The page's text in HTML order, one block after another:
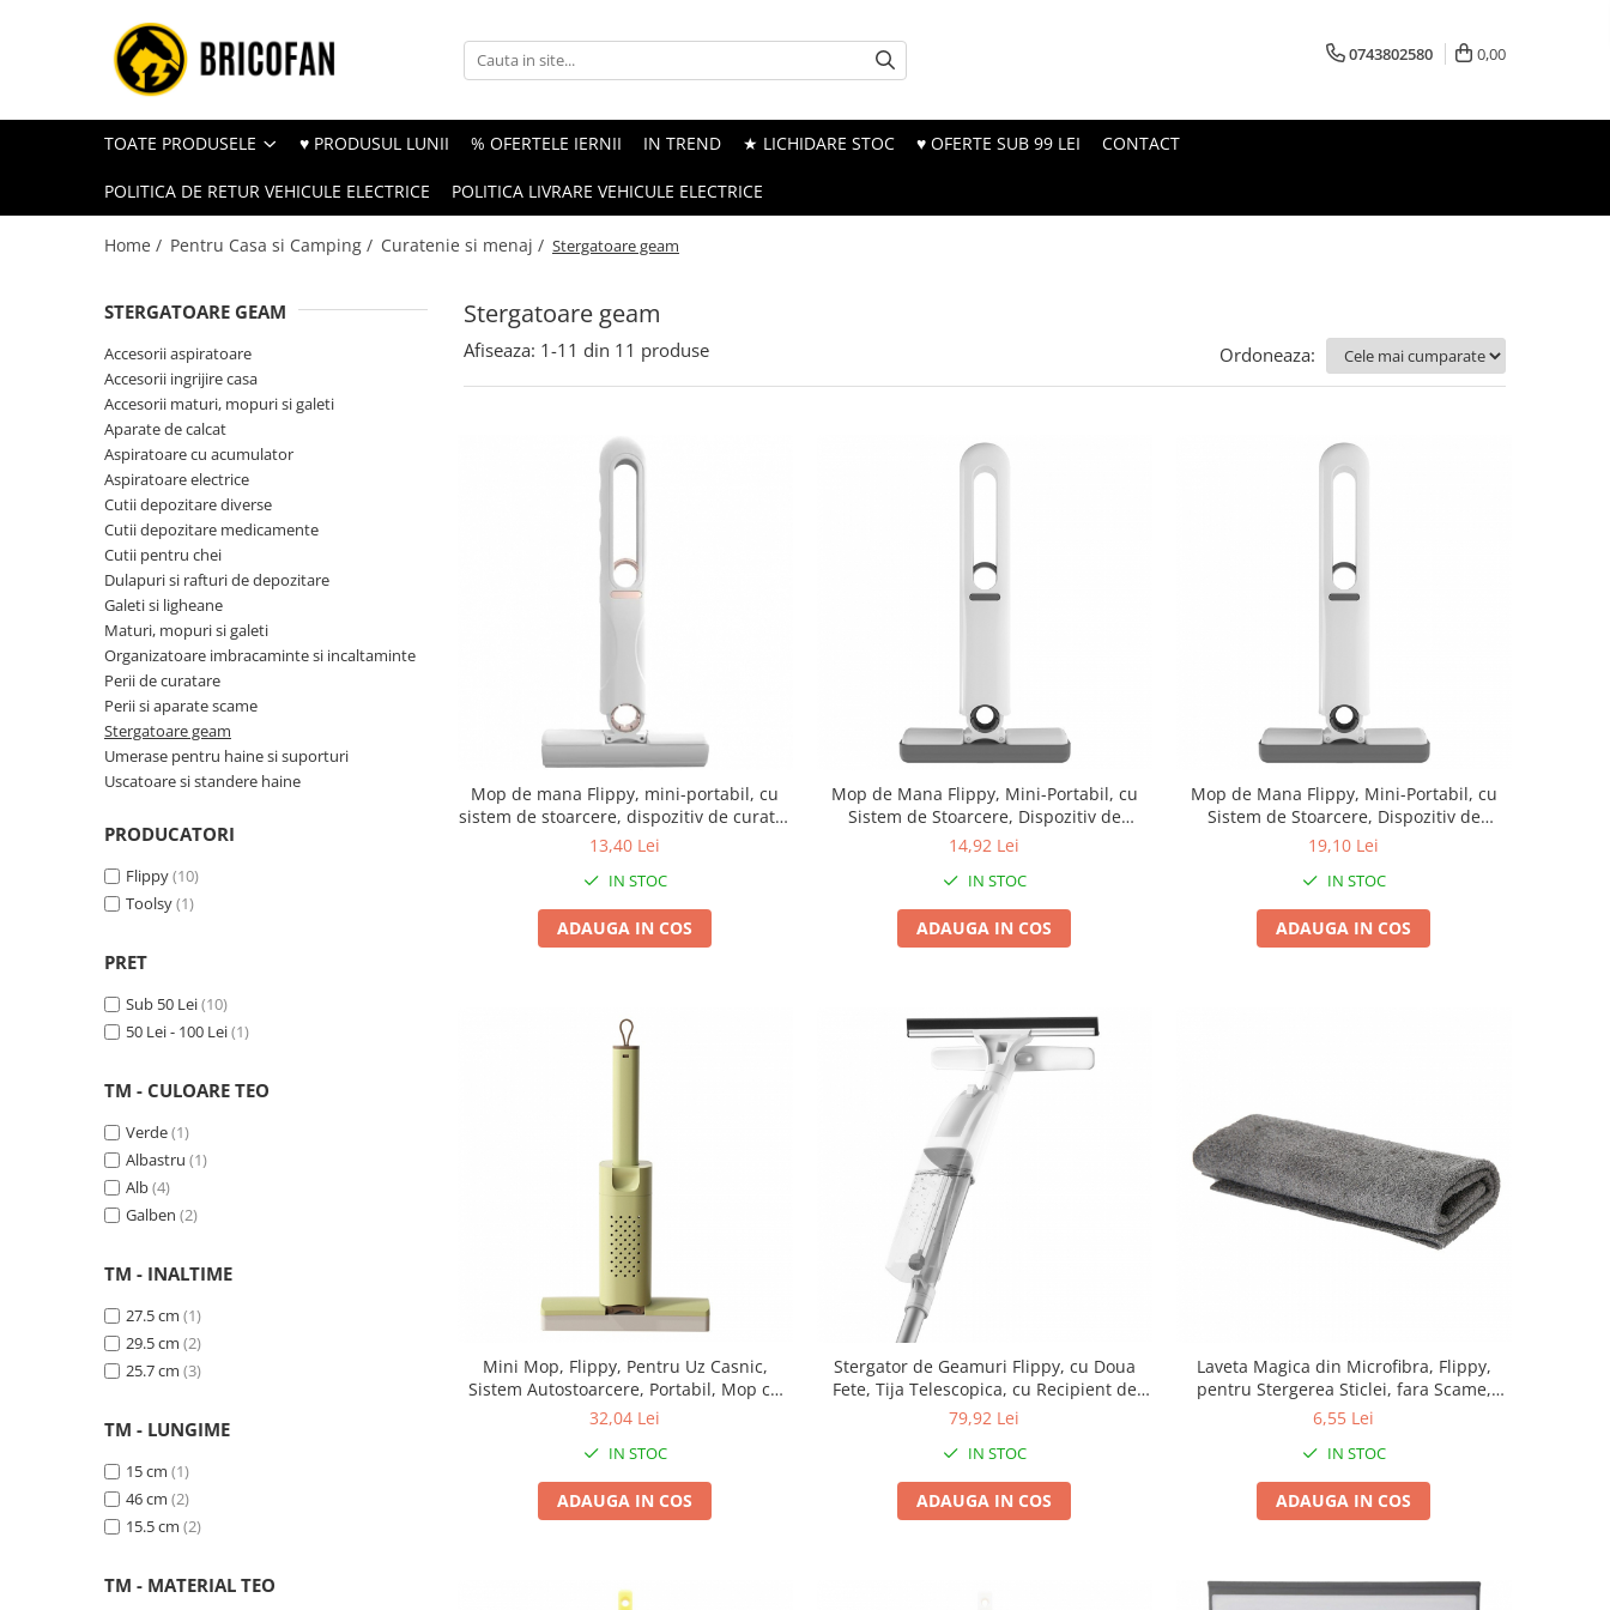
Toate Produsele
Fără permis
Motocross
Piese de schimb vehicule electrice
Scutere electrice
Scutere pe benzina
Tricicluri cargo fara permis
Tricicluri persoane
Trotinete electrice
Biciclete, trotinete, triciclete
Biciclete electrice
Motoburghie si accesorii
Accesorii motoburghie
Motoburghie
Drujbe pe benzina
Drujbe cu acumulator
Consumabile drujbe, fierastraie
Drujbe electrice
Mori cereale si batoze porumb
Granulatoare
Mori pentru cereale
Mori pentru fructe si legume
Mori pentru furaje
Mori pentru furaje si resturi
Motoare granulatoare
Tocatoare furaje si crengi
Tocatoare furaje
Tocatoare crengi
Motocoase, Trimmere si Masini de
tuns gazon
Motocositori cu motoare 2T
Masini de tuns gazon pe benzina
0743802580 0,00
TOATE PRODUSELE ♥ PRODUSUL LUNII % OFERTELE IERNII IN TREND ★ LICHIDARE STOC ♥ OFERTE SUB 99 LEI CONTACT
POLITICA DE RETUR VEHICULE ELECTRICE POLITICA LIVRARE VEHICULE ELECTRICE
Home / Pentru Casa si Camping / Curatenie si menaj / Stergatoare geam
Stergatoare geam
STERGATOARE GEAM
Accesorii aspiratoare
Accesorii ingrijire casa
Accesorii maturi, mopuri si galeti
Aparate de calcat
Aspiratoare cu acumulator
Aspiratoare electrice
Cutii depozitare diverse
Cutii depozitare medicamente
Cutii pentru chei
Dulapuri si rafturi de depozitare
Galeti si ligheane
Maturi, mopuri si galeti
Organizatoare imbracaminte si incaltaminte
Perii de curatare
Perii si aparate scame
Stergatoare geam
Umerase pentru haine si suporturi
Uscatoare si standere haine
PRODUCATORI
Flippy(10)
Toolsy(1)
PRET
Sub 50 Lei(10)
50 Lei - 100 Lei(1)
TM - CULOARE TEO
Verde(1)
Albastru (1)
Alb(4)
Galben (2)
TM - INALTIME
27.5 cm (1)
29.5 cm (2)
25.7 cm (3)
TM - LUNGIME
15 cm (1)
46 cm (2)
15.5 cm (2)
TM - MATERIAL TEO
Afiseaza: 1-11 din 11 produse Ordoneaza:
Mop de mana Flippy, mini-portabil, cu
sistem de stoarcere, dispozitiv de curatat
manual, cu burete absorbant, material
15.5 cm, alb
13,40 Lei
IN STOC
ADAUGA IN COS
Mop de Mana Flippy, Mini-Portabil, cu
Sistem de Stoarcere, Dispozitiv de
Curatat Manual, cu Burete Absorbant,
14,92 Lei
IN STOC
ADAUGA IN COS
Mop de Mana Flippy, Mini-Portabil, cu
Sistem de Stoarcere, Dispozitiv de
Curatat Manual, cu Burete Absorbant,
19,10 Lei
IN STOC
ADAUGA IN COS
Mini Mop, Flippy, Pentru Uz Casnic,
Sistem Autostoarcere, Portabil, Mop cu
Burete, Rotire 180°,15 x 27.5 cm, Verde
32,04 Lei
IN STOC
ADAUGA IN COS
Stergator de Geamuri Flippy, cu Doua
Fete, Tija Telescopica, cu Recipient de
Lichid, Laveta din Microfibra, Racleta
79,92 Lei
IN STOC
ADAUGA IN COS
Laveta Magica din Microfibra, Flippy,
pentru Stergerea Sticlei, fara Scame,
Absorbanta, 20x30 cm, Gri
6,55 Lei
IN STOC
ADAUGA IN COS